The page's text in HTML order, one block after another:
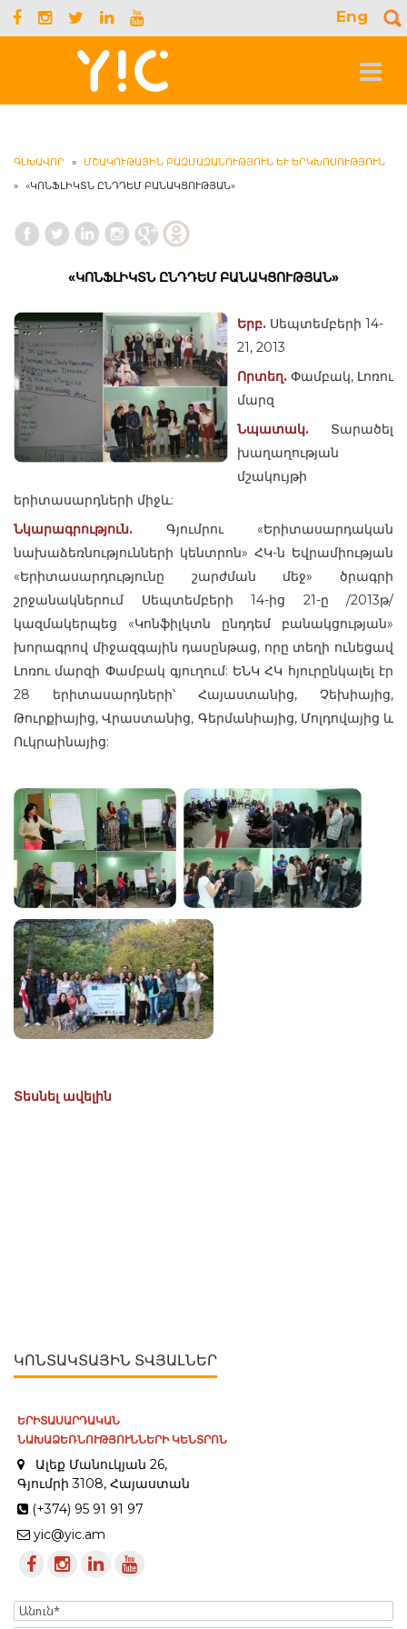
Eng
Toggle
ԳԼԽԱՎՈՐ »
ՄՇԱԿՈՒԹԱՅԻՆ ԲԱԶՄԱԶԱՆՈՒԹՅՈՒՆ ԵՒ ԵՐԿԽՈՍՈՒԹՅՈՒՆ
» «ԿՈՆՖԼԻԿՏՆ ԸՆԴԴԵՄ ԲԱՆԱԿՑՈՒԹՅԱՆ»
«ԿՈՆՖԼԻԿՏՆ ԸՆԴԴԵՄ ԲԱՆԱԿՑՈՒԹՅԱՆ»
Երբ. Սեպտեմբերի 14-
21, 2013
Որտեղ. Փամբակ, Լոռու
մարզ
Նպատակ.
Տարածել
խաղաղության
մշակույթի
երիտասարդների միջև:
Նկարագրություն. Գյումրու «Երիտասարդական
նախաձեռնությունների կենտրոն» ՀԿ-ն Եվրամիության
«Երիտասարդությունը շարժման մեջ» ծրագրի
շրջանակներում Սեպտեմբերի 14-ից 21-ը /2013թ/
կազմակերպեց «Կոնֆիլկտն ընդդեմ բանակցության»
խորագրով միջազգային դասընթաց, որը տեղի ունեցավ
Լոռու մարզի Փամբակ գյուղում: ԵՆԿ ՀԿ հյուրընկալել էր
28 երիտասարդների՝ Հայաստանից, Չեխիայից,
Թուրքիայից, Վրաստանից, Գերմանիայից, Մոլդովայից և
Ուկրաինայից:
Տեսնել ավելին
ԿՈՆՏԱԿՏԱՅԻՆ ՏՎՅԱԼՆԵՐ
ԵՐԻՏԱՍԱՐԴԱԿԱՆ
ՆԱԽԱՁԵՌՆՈՒԹՅՈՒՆՆԵՐԻ ԿԵՆՏՐՈՆ
Ալեք Մանուկյան 26,
Գյումրի 3108, Հայաստան
(+374) 95 91 91 97
yic@yic.am
Name